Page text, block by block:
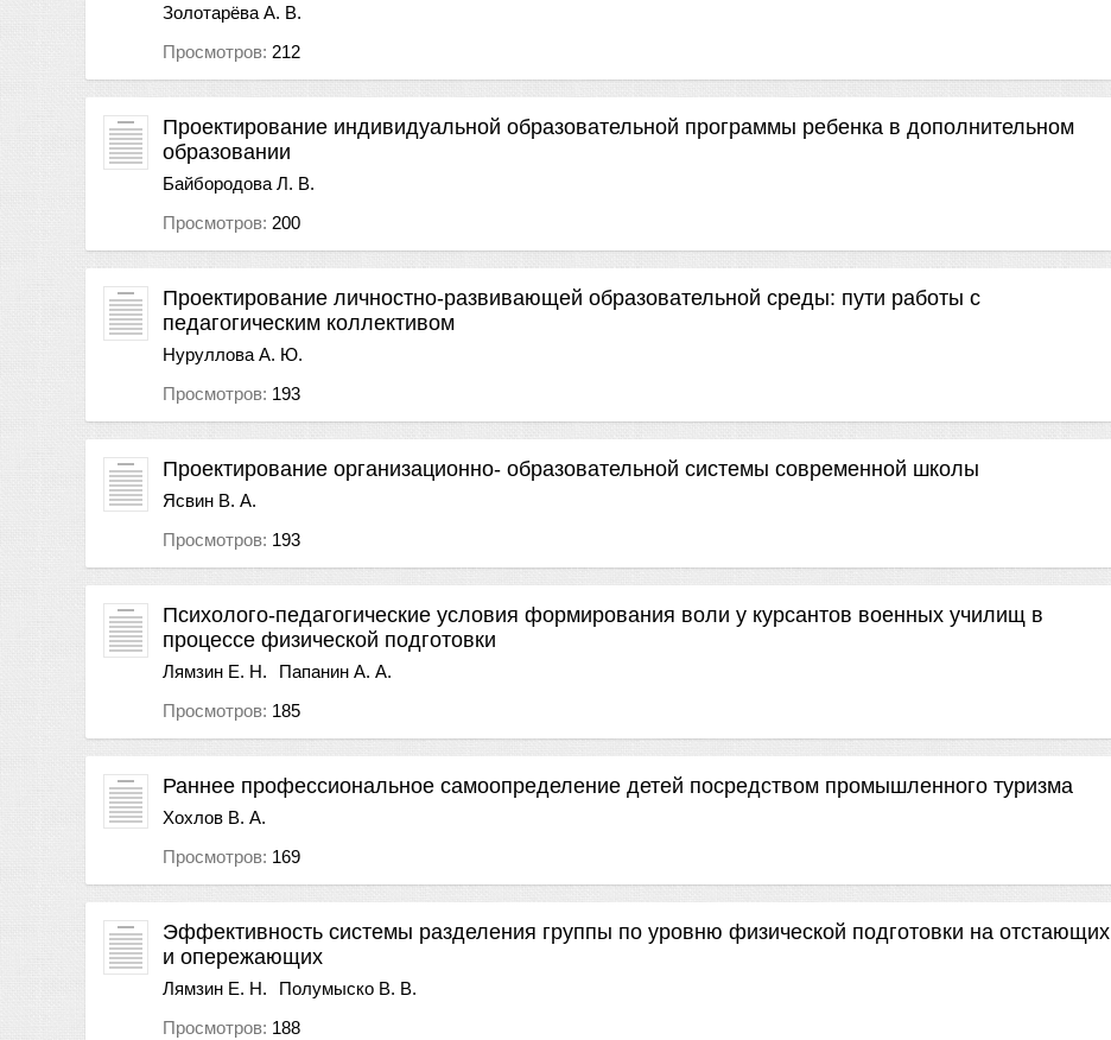
Золотарёва А. В.
Просмотров: 212
Проектирование индивидуальной образовательной программы ребенка в дополнительном
образовании
Байбородова Л. В.
Просмотров: 200
Проектирование личностно-развивающей образовательной среды: пути работы с
педагогическим коллективом
Нуруллова А. Ю.
Просмотров: 193
Проектирование организационно- образовательной системы современной школы
Ясвин В. А.
Просмотров: 193
Психолого-педагогические условия формирования воли у курсантов военных училищ в
процессе физической подготовки
Лямзин Е. Н.
Папанин А. А.
Просмотров: 185
Раннее профессиональное самоопределение детей посредством промышленного туризма
Хохлов В. А.
Просмотров: 169
Эффективность системы разделения группы по уровню физической подготовки на отстающих
и опережающих
Лямзин Е. Н.
Полумыско В. В.
Просмотров: 188